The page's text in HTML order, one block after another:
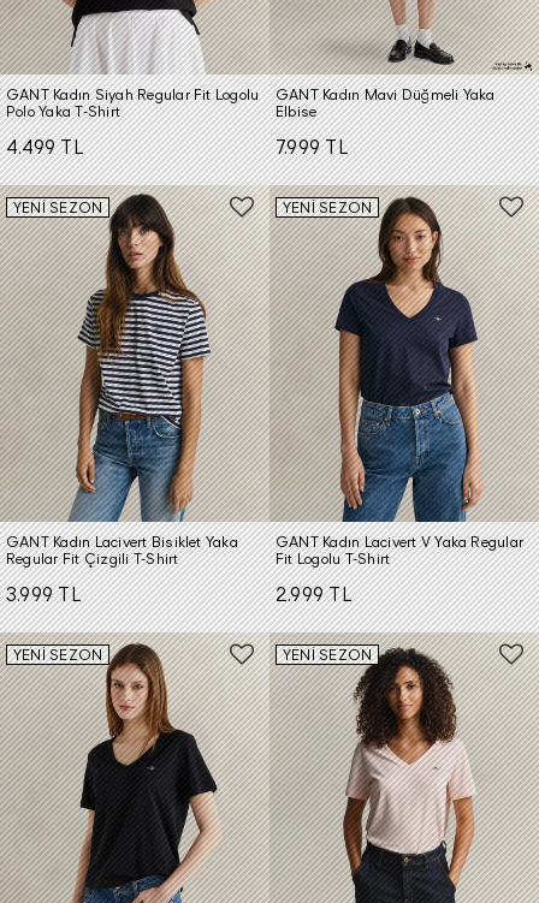
GANT Kadın Siyah Regular Fit Logolu
Polo Yaka T-Shirt
4.499 TL
GANT Kadın Mavi Düğmeli Yaka
Elbise
7.999 TL
YENİ SEZON
GANT Kadın Lacivert Bisiklet Yaka
Regular Fit Çizgili T-Shirt
3.999 TL
YENİ SEZON
GANT Kadın Lacivert V Yaka Regular
Fit Logolu T-Shirt
2.999 TL
YENİ SEZON YENİ SEZON